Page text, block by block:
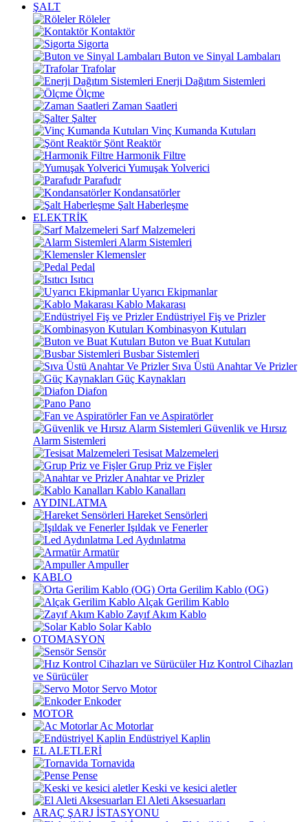
ŞALT
Röleler
Kontaktör
Sigorta
Buton ve Sinyal Lambaları
Trafolar
Enerji Dağıtım Sistemleri
Ölçme
Zaman Saatleri
Şalter
Vinç Kumanda Kutuları
Şönt Reaktör
Harmonik Filtre
Yumuşak Yolverici
Parafudr
Kondansatörler
Şalt Haberleşme
ELEKTRİK
Sarf Malzemeleri
Alarm Sistemleri
Klemensler
Pedal
Isıtıcı
Uyarıcı Ekipmanlar
Kablo Makarası
Endüstriyel Fiş ve Prizler
Kombinasyon Kutuları
Buton ve Buat Kutuları
Busbar Sistemleri
Sıva Üstü Anahtar Ve Prizler
Güç Kaynakları
Diafon
Pano
Fan ve Aspiratörler
Güvenlik ve Hırsız
Alarm Sistemleri
Tesisat Malzemeleri
Grup Priz ve Fişler
Anahtar ve Prizler
Kablo Kanalları
AYDINLATMA
Hareket Sensörleri
Işıldak ve Fenerler
Led Aydınlatma
Armatür
Ampuller
KABLO
Orta Gerilim Kablo (OG)
Alçak Gerilim Kablo
Zayıf Akım Kablo
Solar Kablo
OTOMASYON
Sensör
Hız Kontrol Cihazları
ve Sürücüler
Servo Motor
Enkoder
MOTOR
Ac Motorlar
Endüstriyel Kaplin
EL ALETLERİ
Tornavida
Pense
Keski ve kesici aletler
El Aleti Aksesuarları
ARAÇ ŞARJ İSTASYONU